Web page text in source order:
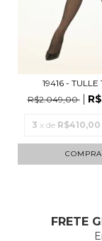
19416 - TULLE
R$2.049,00
3 x de R$410,00
FRETE